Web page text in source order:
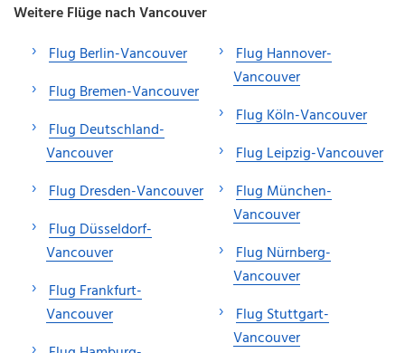
Weitere Flüge nach Vancouver
Flug Berlin-Vancouver
Flug Bremen-Vancouver
Flug Deutschland-
Vancouver
Flug Dresden-Vancouver
Flug Düsseldorf-
Vancouver
Flug Frankfurt-
Vancouver
Flug Hannover-
Vancouver
Flug Köln-Vancouver
Flug Leipzig-Vancouver
Flug München-
Vancouver
Flug Nürnberg-
Vancouver
Flug Stuttgart-
Vancouver